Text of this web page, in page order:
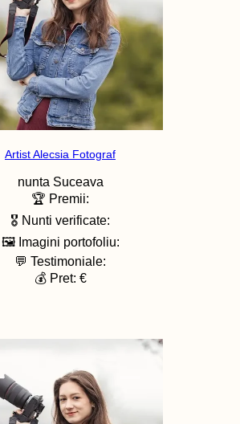
Artist Alecsia Fotograf
nunta Suceava
🏆 Premii:
🎖️ Nunti verificate:
🖼️ Imagini portofoliu:
💬 Testimoniale:
💰 Pret: €